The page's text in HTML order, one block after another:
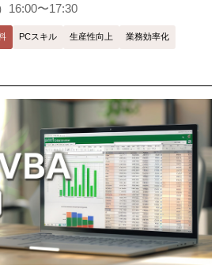
16:00〜17:30
PCスキル 生産性向上 業務効率化